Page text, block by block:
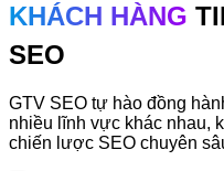
KHÁCH HÀNG
SEO
GTV SEO tự hào đồng
nhiều lĩnh vực khác nhau,
chiến lược SEO chuyên